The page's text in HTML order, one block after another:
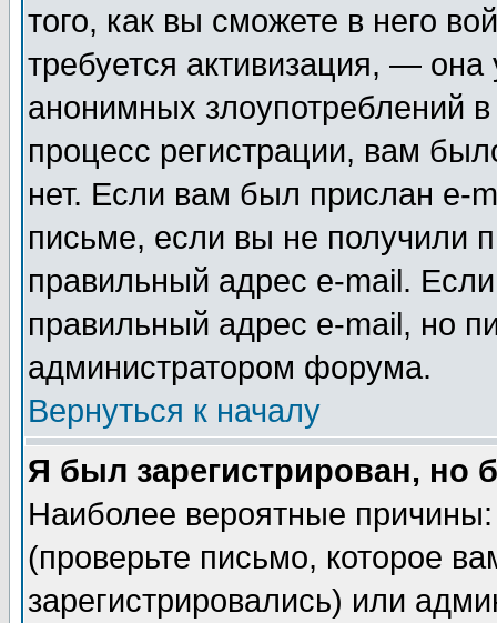
того, как вы сможете в него
требуется активизация, —
анонимных злоупотреблений
процесс регистрации, вам
нет. Если вам был прислан e-
письме, если вы не получили
правильный адрес e-mail.
правильный адрес e-mail, но
администратором форума.
Вернуться к началу
Я был зарегистрирован, но
Наиболее вероятные
(проверьте письмо, которое
зарегистрировались) или